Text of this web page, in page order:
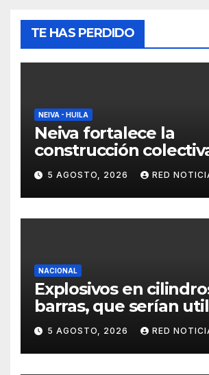
TE HAS PERDIDO
NEIVA - HUILA
Neiva fortalece la
construcción
POT
5 AGOSTO, 2026 RED
NACIONAL
Explosivos en
barras, que serían
en Cali, fueron
por la Policía
5 AGOSTO, 2026 RED